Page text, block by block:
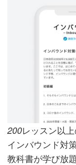
200レッスン以
インバウンド対
教科書が学び放題